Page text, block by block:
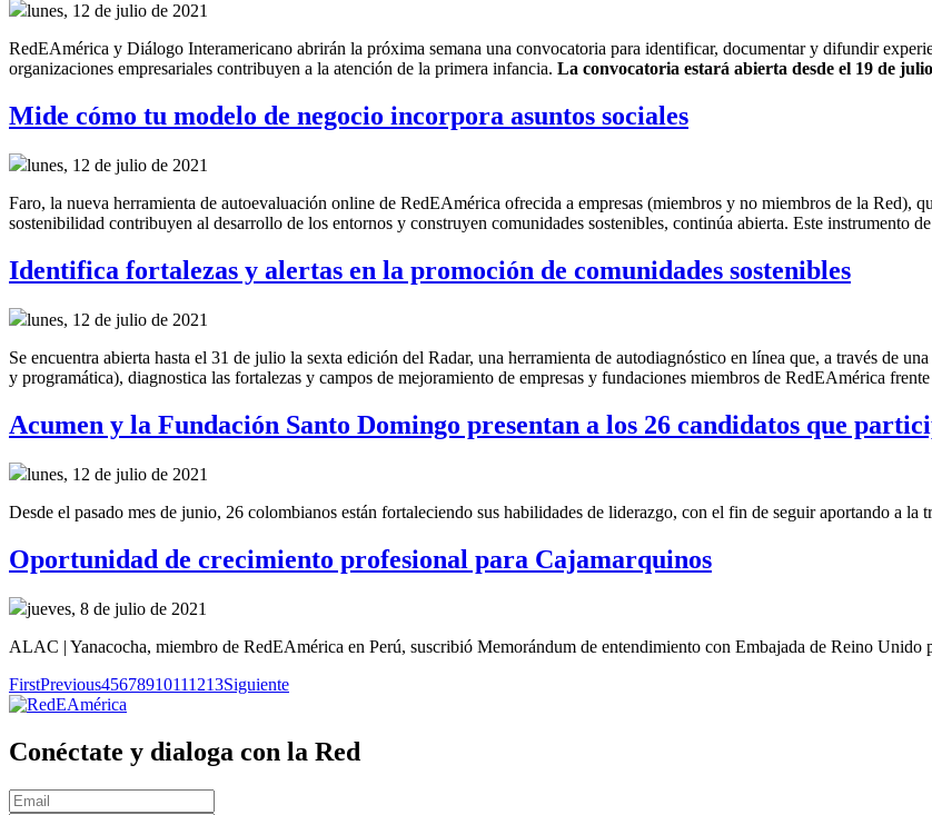
lunes, 12 de julio de 2021
RedEAmérica y Diálogo Interamericano abrirán la próxima semana una convocatoria para identificar, documentar y difundir
organizaciones empresariales contribuyen a la atención de la primera infancia. La convocatoria estará abierta desde el 19 de
Mide cómo tu modelo de negocio incorpora asuntos sociales
lunes, 12 de julio de 2021
Faro, la nueva herramienta de autoevaluación online de RedEAmérica ofrecida a empresas (miembros y no miembros de la Red),
sostenibilidad contribuyen al desarrollo de los entornos y construyen comunidades sostenibles, continúa abierta. Este instrumento
Identifica fortalezas y alertas en la promoción de comunidades sostenibles
lunes, 12 de julio de 2021
Se encuentra abierta hasta el 31 de julio la sexta edición del Radar, una herramienta de autodiagnóstico en línea que, a través de
y programática), diagnostica las fortalezas y campos de mejoramiento de empresas y fundaciones miembros de RedEAmérica
Acumen y la Fundación Santo Domingo presentan a los 26 candidatos que
lunes, 12 de julio de 2021
Desde el pasado mes de junio, 26 colombianos están fortaleciendo sus habilidades de liderazgo, con el fin de seguir aportando a la
Oportunidad de crecimiento profesional para Cajamarquinos
jueves, 8 de julio de 2021
ALAC | Yanacocha, miembro de RedEAmérica en Perú, suscribió Memorándum de entendimiento con Embajada de Reino Unido
FirstPrevious45678910111213Siguiente
Conéctate y dialoga con la Red